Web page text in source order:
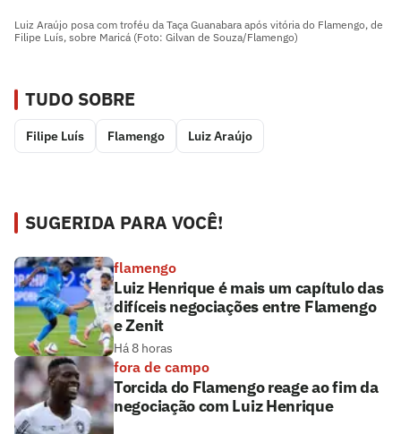
Luiz Araújo posa com troféu da Taça Guanabara após vitória do Flamengo, de
Filipe Luís, sobre Maricá (Foto: Gilvan de Souza/Flamengo)
TUDO SOBRE
Filipe Luís Flamengo Luiz Araújo
SUGERIDA PARA VOCÊ!
flamengo
Luiz Henrique é mais um capítulo das
difíceis negociações entre Flamengo
e Zenit
Há 8 horas
fora de campo
Torcida do Flamengo reage ao fim da
negociação com Luiz Henrique